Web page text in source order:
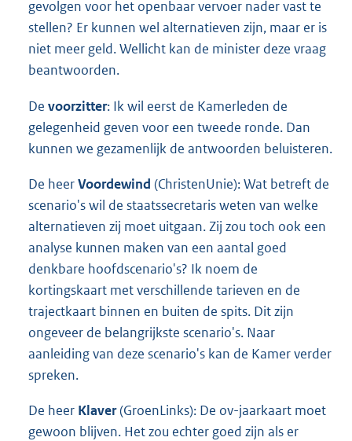
gevolgen voor het openbaar vervoer nader vast te
stellen? Er kunnen wel alternatieven zijn, maar er is
niet meer geld. Wellicht kan de minister deze vraag
beantwoorden.
De voorzitter: Ik wil eerst de Kamerleden de
gelegenheid geven voor een tweede ronde. Dan
kunnen we gezamenlijk de antwoorden beluisteren.
De heerVoordewind (ChristenUnie): Wat betreft de
scenario's wil de staatssecretaris weten van welke
alternatieven zij moet uitgaan. Zij zou toch ook een
analyse kunnen maken van een aantal goed
denkbare hoofdscenario's? Ik noem de
kortingskaart met verschillende tarieven en de
trajectkaart binnen en buiten de spits. Dit zijn
ongeveer de belangrijkste scenario's. Naar
aanleiding van deze scenario's kan de Kamer verder
spreken.
De heer Klaver(GroenLinks): De ov-jaarkaart moet
gewoon blijven. Het zou echter goed zijn als er